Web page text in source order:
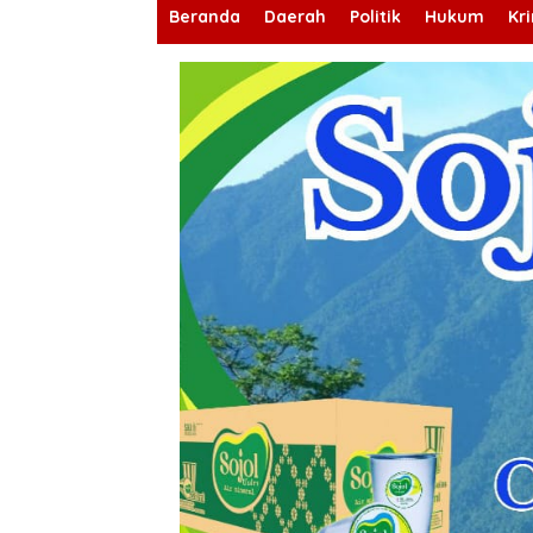
Beranda Daerah Politik Hukum